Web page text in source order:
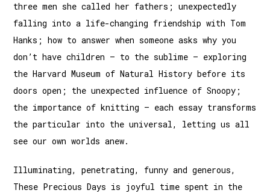
three men she called her fathers; unexpectedly
falling into a life-changing friendship with Tom
Hanks; how to answer when someone asks why you
don’t have children – to the sublime – exploring
the Harvard Museum of Natural History before its
doors open; the unexpected influence of Snoopy;
the importance of knitting – each essay transforms
the particular into the universal, letting us all
see our own worlds anew.
Illuminating, penetrating, funny and generous,
These Precious Days is joyful time spent in the